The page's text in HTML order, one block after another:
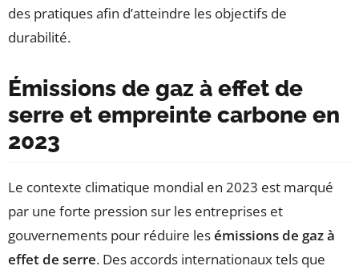
des pratiques afin d’atteindre les objectifs de
durabilité.
Émissions de gaz à effet de
serre et empreinte carbone en
2023
Le contexte climatique mondial en 2023 est marqué
par une forte pression sur les entreprises et
gouvernements pour réduire lesémissions de gaz à
effet de serre. Des accords internationaux tels que